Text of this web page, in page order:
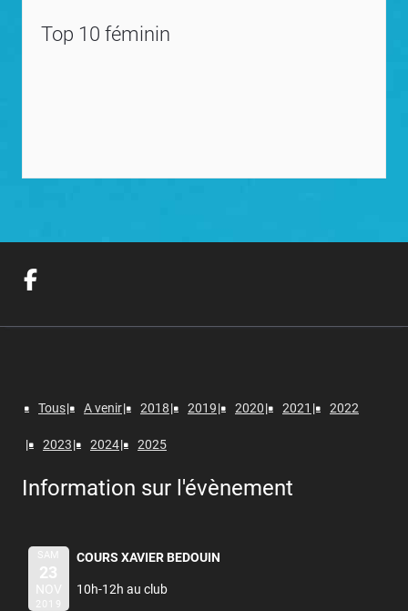
Top 10 féminin
Tous A venir 2018 2019 2020 2021 2022
2023 2024 2025
Information sur l'évènement
SAM
23
NOV
2019
COURS XAVIER BEDOUIN
10h-12h au club